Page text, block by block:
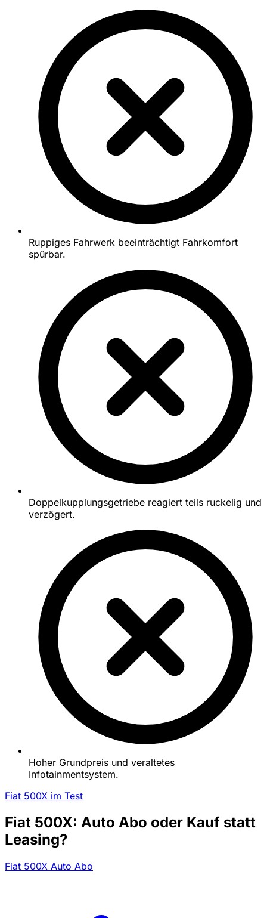
Ruppiges Fahrwerk beeinträchtigt Fahrkomfort
spürbar.
Doppelkupplungsgetriebe reagiert teils ruckelig und
verzögert.
Hoher Grundpreis und veraltetes
Infotainmentsystem.
Fiat 500X im Test
Fiat 500X: Auto Abo oder Kauf statt
Leasing?
Fiat 500X Auto Abo